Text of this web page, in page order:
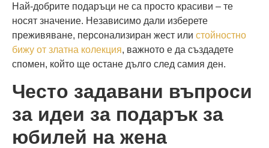
Най-добрите подаръци не са просто красиви – те
носят значение. Независимо дали изберете
преживяване, персонализиран жест или стойностно
бижу от златна колекция, важното е да създадете
спомен, който ще остане дълго след самия ден.
Често задавани въпроси
за идеи за подарък за
юбилей на жена